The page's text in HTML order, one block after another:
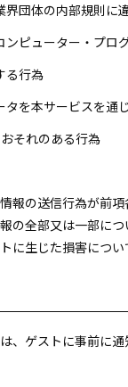
団体の内部規則に
ピューター・プロ
る行為
を本サービスを通
それのある行為
報の送信行為が前
の全部又は一部に
生じた損害につい
、ゲストに事前に